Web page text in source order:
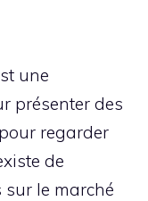
une
présenter des
regarder
de
le marché